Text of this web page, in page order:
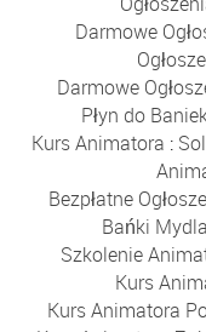
Darmowe
Darmowe
Płyn do
Kurs Animatora :
Bezpłatne
Bańki
Szkolenie
Kurs
Kurs Animatora